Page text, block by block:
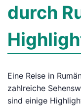
durch
Eine Reise in
zahlreiche
sind einige